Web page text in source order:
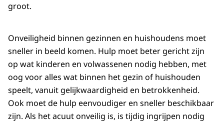
groot.
Onveiligheid binnen gezinnen en huishoudens moet
sneller in beeld komen. Hulp moet beter gericht zijn
op wat kinderen en volwassenen nodig hebben, met
oog voor alles wat binnen het gezin of huishouden
speelt, vanuit gelijkwaardigheid en betrokkenheid.
Ook moet de hulp eenvoudiger en sneller beschikbaar
zijn. Als het acuut onveilig is, is tijdig ingrijpen nodig